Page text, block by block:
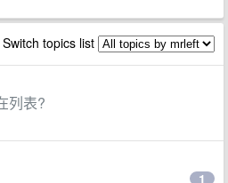
Switch topics list
列表?
1